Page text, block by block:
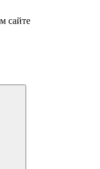
сайте